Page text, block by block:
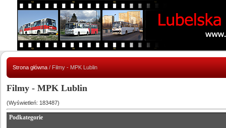
Strona główna / Filmy - MPK Lublin
Filmy - MPK Lublin
(Wyświetleń: 183487)
Podkategorie